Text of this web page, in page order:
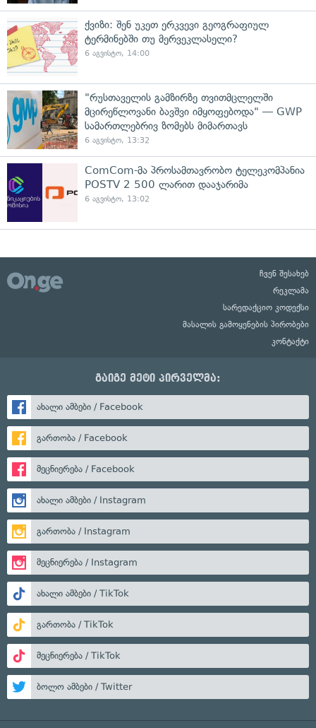
ქვიზი: შენ უკეთ ერკვევი გეოგრაფიულ
ტერმინებში თუ მერვეკლასელი?
6 აგვისტო, 14:00
"რუსთაველის გამზირზე თვითმცლელში
მცირეწლოვანი ბავშვი იმყოფებოდა" — GWP
სამართლებრივ ზომებს მიმართავს
6 აგვისტო, 13:32
ComCom-მა პროსამთავრობო ტელეკომპანია
POSTV 2 500 ლარით დააჯარიმა
6 აგვისტო, 13:02
ჩვენ შესახებ
რეკლამა
სარედაქციო კოდექსი
მასალის გამოყენების პირობები
კონტაქტი
გაიგე მეტი პირველმა:
ახალი ამბები / Facebook
გართობა / Facebook
მეცნიერება / Facebook
ახალი ამბები / Instagram
გართობა / Instagram
მეცნიერება / Instagram
ახალი ამბები / TikTok
გართობა / TikTok
მეცნიერება / TikTok
ბოლო ამბები / Twitter